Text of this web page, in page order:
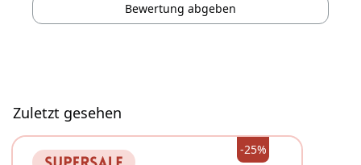
Bewertung abgeben
Zuletzt gesehen
-25%